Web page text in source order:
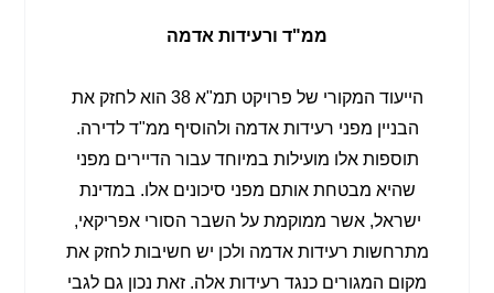
ממ"ד ורעידות אדמה
הייעוד המקורי של פרויקט תמ"א 38 הוא לחזק את
הבניין מפני רעידות אדמה ולהוסיף ממ"ד לדירה.
תוספות אלו מועילות במיוחד עבור הדיירים מפני
שהיא מבטחת אותם מפני סיכונים אלו. במדינת
ישראל, אשר ממוקמת על השבר הסורי אפריקאי,
מתרחשות רעידות אדמה ולכן יש חשיבות לחזק את
מקום המגורים כנגד רעידות אלה. זאת נכון גם לגבי